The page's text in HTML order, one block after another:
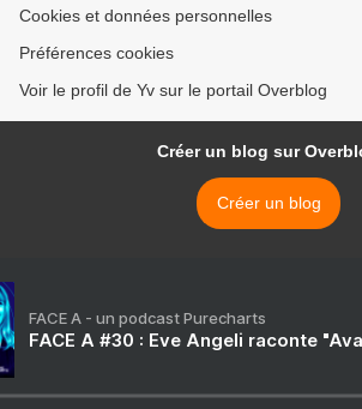
Cookies et données personnelles
Préférences cookies
Voir le profil de Yv sur le portail Overblog
Créer un blog sur
Créer un blog
FACE A - un podcast Purecharts
FACE A #30 : Eve Angeli raconte